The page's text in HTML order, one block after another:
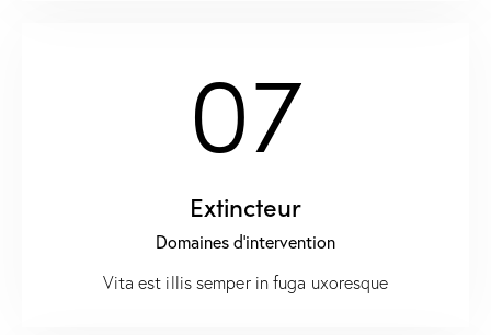
07
Extincteur
Domaines d'intervention
Vita est illis semper in fuga uxoresque